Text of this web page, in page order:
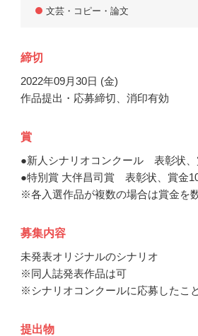
文芸・コピー・論文
締切
2022年09月30日 (金)
作品提出・応募締切、消印有効
賞
●新人シナリオコンクール 表彰状、
●特別賞 大伴昌司賞 表彰状、賞金
※各入選作品が複数の場合は賞金を
募集内容
未発表オリジナルのシナリオ
※同人誌発表作品は可
※シナリオコンクールに応募したこ
提出物